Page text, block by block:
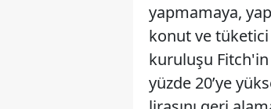
yapmamaya,
konut ve
kuruluşu Fitch'in
yüzde 20’ye